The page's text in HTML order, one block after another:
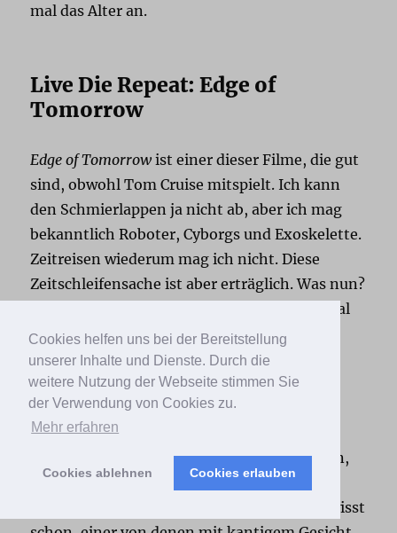
Cookies helfen uns bei der Bereitstellung
unserer Inhalte und Dienste. Durch die
weitere Nutzung der Webseite stimmen Sie
der Verwendung von Cookies zu.
Mehr erfahren
Cookies ablehnen Cookies erlauben
mal das Alter an.
Live Die Repeat: Edge of
Tomorrow
Edge of Tomorrow ist einer dieser Filme, die gut
sind, obwohl Tom Cruise mitspielt. Ich kann
den Schmierlappen ja nicht ab, aber ich mag
bekanntlich Roboter, Cyborgs und Exoskelette.
Zeitreisen wiederum mag ich nicht. Diese
Zeitschleifensache ist aber erträglich. Was nun?
Ich war gut unterhalten. Das muss manchmal
reichen.
The Cold Light of Day
Bruce Willisauch Nebenrollen,
wenn seine Karriere am krepieren ist, und
unterstützt diesen Superman-Jungen, ihr wisst